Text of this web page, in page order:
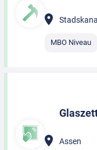
MBO Niveau
Assen